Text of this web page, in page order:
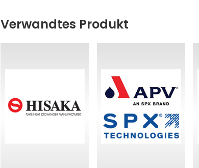
Verwandtes Produkt